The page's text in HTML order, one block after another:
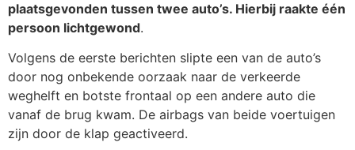
plaatsgevonden tussen twee auto’s. Hierbij raakte één
persoon lichtgewond.
Volgens de eerste berichten slipte een van de auto’s
door nog onbekende oorzaak naar de verkeerde
weghelft en botste frontaal op een andere auto die
vanaf de brug kwam. De airbags van beide voertuigen
zijn door de klap geactiveerd.